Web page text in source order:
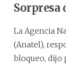
Sorpresa
La Agencia
(Anatel),
bloqueo, dijo